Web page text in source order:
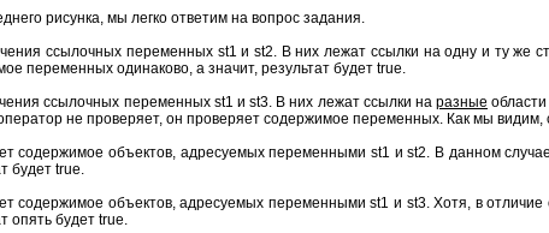
рисунка, мы легко ответим на вопрос задания.
ссылочных переменных st1 и st2. В них лежат ссылки на одну и ту же
переменных одинаково, а значит, результат будет true.
ссылочных переменных st1 и st3. В них лежат ссылки на разные
не проверяет, он проверяет содержимое переменных. Как мы
содержимое объектов, адресуемых переменными st1 и st2. В данном
будет true.
содержимое объектов, адресуемых переменными st1 и st3. Хотя, в
опять будет true.